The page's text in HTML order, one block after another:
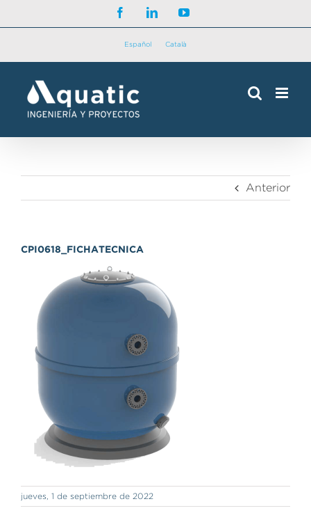
FacebookLinkedInYouTube
Español Català
Anterior
CPI0618_FICHATECNICA
jueves, 1 de septiembre de 2022